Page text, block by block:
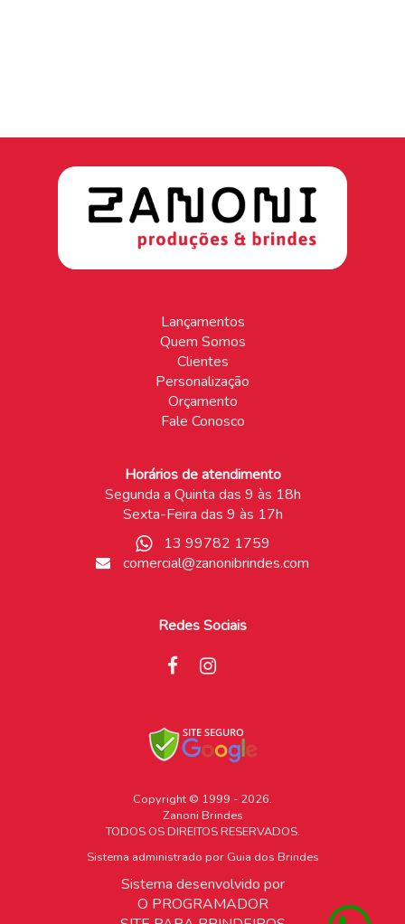
Lançamentos
Quem Somos
Clientes
Personalização
Orçamento
Fale Conosco
Horários de atendimento
Segunda a Quinta das 9 às 18h
Sexta-Feira das 9 às 17h
13 99782 1759
comercial@zanonibrindes.com
Redes Sociais
Copyright © 1999 - 2026.
Zanoni Brindes
TODOS OS DIREITOS RESERVADOS.
Sistema administrado por Guia dos Brindes
Sistema desenvolvido por
O PROGRAMADOR